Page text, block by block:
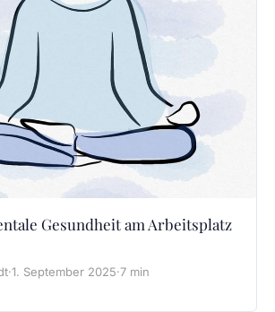
Gesundheit am Arbeitsplatz
·1. September 2025·7 min